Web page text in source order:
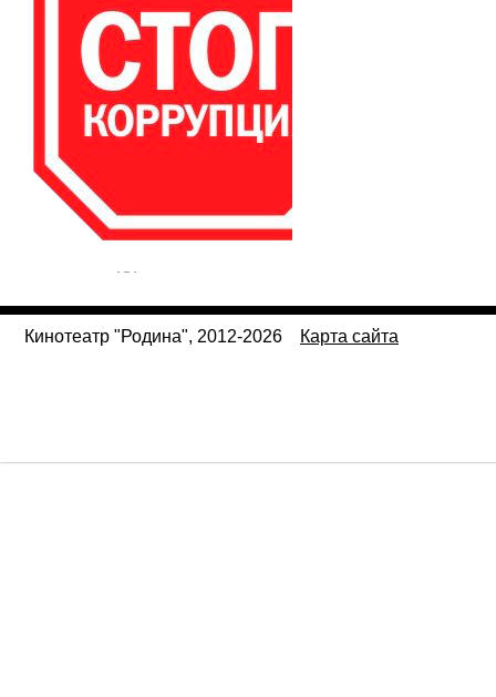
Кинотеатр "Родина", 2012-2026 Карта сайта